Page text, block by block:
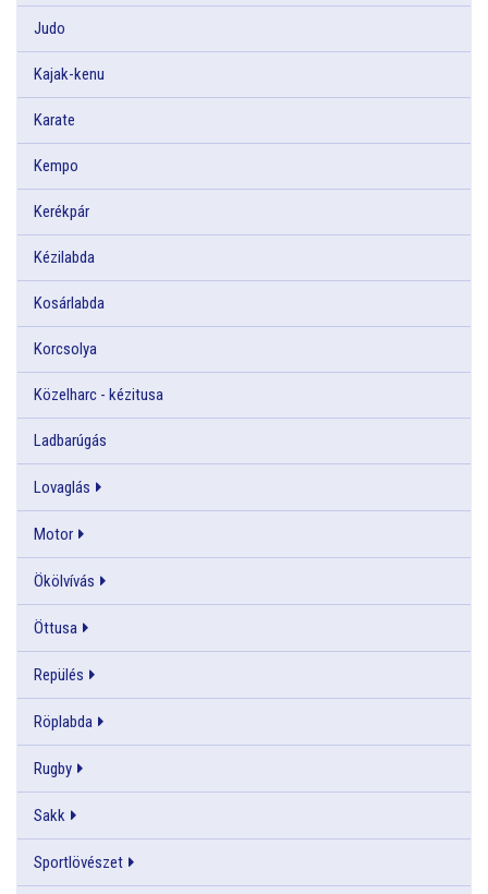
Judo
Kajak-kenu
Karate
Kempo
Kerékpár
Kézilabda
Kosárlabda
Korcsolya
Közelharc - kézitusa
Ladbarúgás
Lovaglás
Motor
Ökölvívás
Öttusa
Repülés
Röplabda
Rugby
Sakk
Sportlövészet